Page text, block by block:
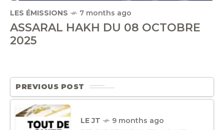
LES ÉMISSIONS 7 months ago
ASSARAL HAKH DU 08 OCTOBRE
2025
PREVIOUS POST
LE JT 9 months ago